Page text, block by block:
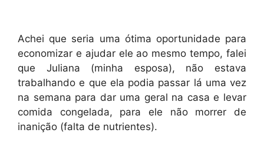
Achei que seria uma ótima oportunidade para
economizar e ajudar ele ao mesmo tempo, falei
que Juliana (minha esposa), não estava
trabalhando e que ela podia passar lá uma vez
na semana para dar uma geral na casa e levar
comida congelada, para ele não morrer de
inanição (falta de nutrientes).